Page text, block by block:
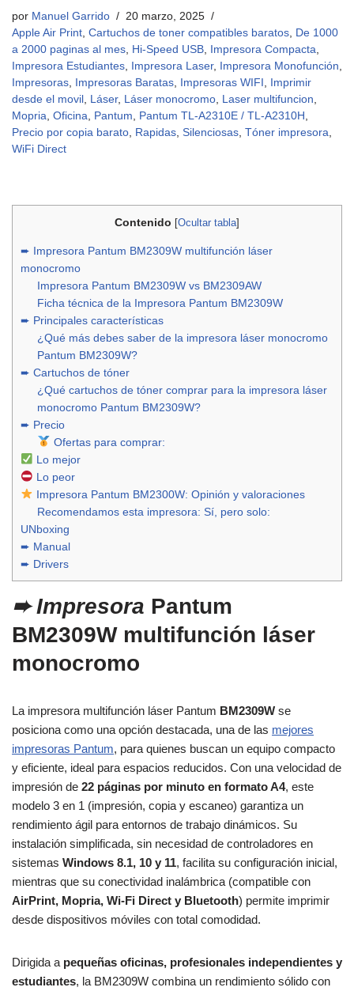
por Manuel Garrido
20 marzo, 2025
Apple Air Print Cartuchos de toner compatibles baratos De 1000
a 2000 paginas al mes Hi-Speed USB Impresora Compacta
Impresora Estudiantes Impresora Laser, Impresora Monofunción
Impresoras Impresoras Baratas Impresoras WIFI
Imprimir
desde el movil Láser, Láser monocromo Laser multifuncion
Mopria Oficina Pantum Pantum TL-A2310E / TL-A2310H
Precio por copia barato Rapidas Silenciosas Tóner impresora
WiFi Direct
Contenido [Ocultar tabla]
➨ Impresora Pantum BM2309W multifunción láser
monocromo
Impresora Pantum BM2309W vs BM2309AW
Ficha técnica de la Impresora Pantum BM2309W
➨ Principales características
¿Qué más debes saber de la impresora láser monocromo
Pantum BM2309W?
➨ Cartuchos de tóner
¿Qué cartuchos de tóner comprar para la impresora láser
monocromo Pantum BM2309W?
➨ Precio
Ofertas para comprar:
Lo mejor
Lo peor
Impresora Pantum BM2300W: Opinión y valoraciones
Recomendamos esta impresora: Sí, pero solo:
UNboxing
➨ Manual
➨ Drivers
➨ Impresora Pantum
BM2309W multifunción láser
monocromo
La impresora multifunción láser Pantum BM2309W se
posiciona como una opción destacada, una de las mejores
impresoras Pantum, para quienes buscan un equipo compacto
y eficiente, ideal para espacios reducidos. Con una velocidad de
impresión de 22 páginas por minuto en formato A4, este
modelo 3 en 1 (impresión, copia y escaneo) garantiza un
rendimiento ágil para entornos de trabajo dinámicos. Su
instalación simplificada, sin necesidad de controladores en
sistemas Windows 8.1, 10 y 11, facilita su configuración inicial,
mientras que su conectividad inalámbrica (compatible con
AirPrint, Mopria, Wi-Fi Direct y Bluetooth) permite imprimir
desde dispositivos móviles con total comodidad.
Dirigida a pequeñas oficinas, profesionales independientes y
estudiantes, la BM2309W combina un rendimiento sólido con